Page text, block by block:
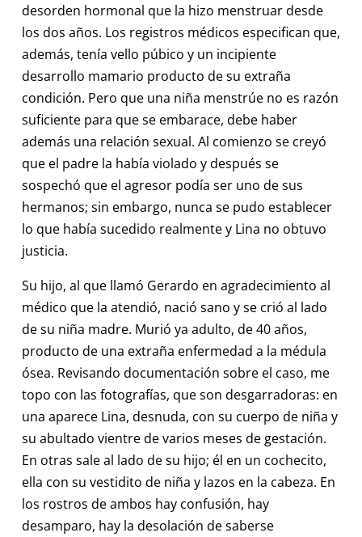
desorden hormonal que la hizo menstruar desde
los dos años. Los registros médicos especifican que,
además, tenía vello púbico y un incipiente
desarrollo mamario producto de su extraña
condición. Pero que una niña menstrúe no es razón
suficiente para que se embarace, debe haber
además una relación sexual. Al comienzo se creyó
que el padre la había violado y después se
sospechó que el agresor podía ser uno de sus
hermanos; sin embargo, nunca se pudo establecer
lo que había sucedido realmente y Lina no obtuvo
justicia.
Su hijo, al que llamó Gerardo en agradecimiento al
médico que la atendió, nació sano y se crió al lado
de su niña madre. Murió ya adulto, de 40 años,
producto de una extraña enfermedad a la médula
ósea. Revisando documentación sobre el caso, me
topo con las fotografías, que son desgarradoras: en
una aparece Lina, desnuda, con su cuerpo de niña y
su abultado vientre de varios meses de gestación.
En otras sale al lado de su hijo; él en un cochecito,
ella con su vestidito de niña y lazos en la cabeza. En
los rostros de ambos hay confusión, hay
desamparo, hay la desolación de saberse